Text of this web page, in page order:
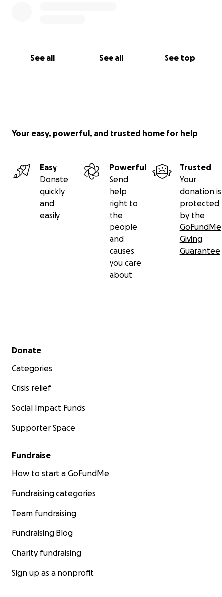
See all See all See top
schoondochters.
Your easy, powerful, and trusted home for help
Easy
Donate
quickly
and
easily
Powerful
Send
help
right to
the
people
and
causes
you care
about
Trusted
Your
donation is
protected
by the
GoFundMe
Giving
Guarantee
Secondary menu
Donate
Categories
Crisis relief
Social Impact Funds
Supporter Space
Fundraise
How to start a GoFundMe
Fundraising categories
Team fundraising
Fundraising Blog
Charity fundraising
Sign up as a nonprofit